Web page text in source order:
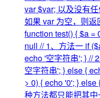
var $var; 以及没有
如果 var 为空，则
function test() { $a =
null // 1、方法一 if
echo '空字符串'; } //
空字符串'; } else {
> 0) { echo '0'; }
种方法都只能把其